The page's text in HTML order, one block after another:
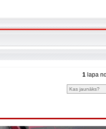
1 lapa